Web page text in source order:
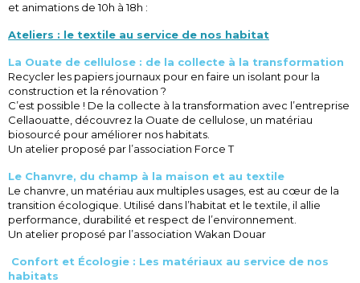
et animations de 10h à 18h :
Ateliers : le textile au service de nos habitat
La Ouate de cellulose : de la collecte à la transformation
Recycler les papiers journaux pour en faire un isolant pour la
construction et la rénovation ?
C’est possible ! De la collecte à la transformation avec l’entreprise
Cellaouatte, découvrez la Ouate de cellulose, un matériau
biosourcé pour améliorer nos habitats.
Un atelier proposé par l’association Force T
Le Chanvre, du champ à la maison et au textile
Le chanvre, un matériau aux multiples usages, est au cœur de la
transition écologique. Utilisé dans l’habitat et le textile, il allie
performance, durabilité et respect de l’environnement.
Un atelier proposé par l’association Wakan Douar
Confort et Écologie : Les matériaux au service de nos
habitats